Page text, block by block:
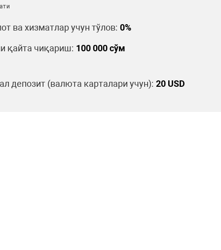
ва хизматлар учун тўлов: 0%
қайта чиқариш: 100 000 сўм
депозит (валюта карталари учун): 20 USD